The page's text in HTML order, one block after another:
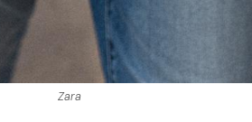
Zara